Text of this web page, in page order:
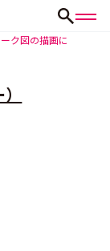
ク図の描画に